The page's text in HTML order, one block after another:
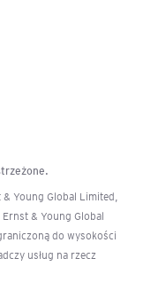
Young Global Limited,
& Young Global
do wysokości
usług na rzecz